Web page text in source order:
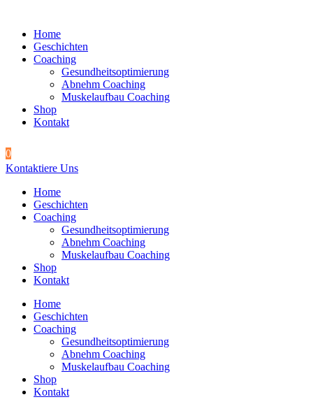
Home
Geschichten
Coaching
Gesundheitsoptimierung
Abnehm Coaching
Muskelaufbau Coaching
Shop
Kontakt
0
Kontaktiere Uns
Home
Geschichten
Coaching
Gesundheitsoptimierung
Abnehm Coaching
Muskelaufbau Coaching
Shop
Kontakt
Home
Geschichten
Coaching
Gesundheitsoptimierung
Abnehm Coaching
Muskelaufbau Coaching
Shop
Kontakt